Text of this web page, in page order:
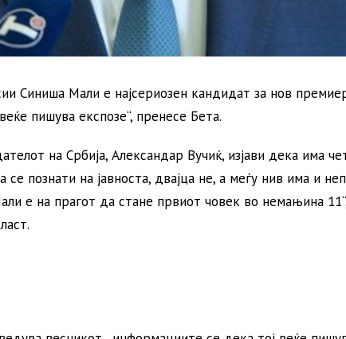
Синиша Мали е најсериозен кандидат за нов
пишува експозе“, пренесе Бета.
на Србија, Александар Вучиќ, изјави дека има
се познати на јавноста, двајца не, а меѓу нив има и
е на прагот да стане првиот човек во немањина